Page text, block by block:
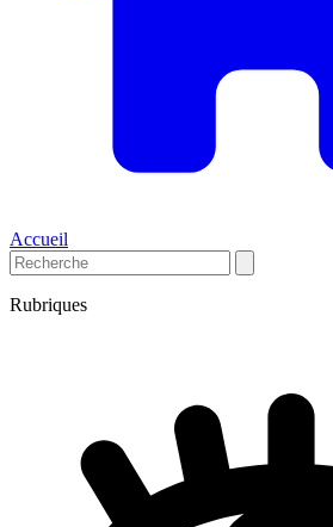
Accueil
Rubriques